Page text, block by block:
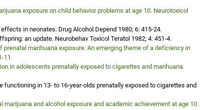
exposure on child behavior problems at age 10. Neurotoxicol
in neonates. Drug Alcohol Depend 1980; 6: 415-24.
an update. Neurobehav Toxicol Teratol 1982; 4: 451-4.
marihuana exposure. An emerging theme of a deficiency in
11.
in adolescents prenatally exposed to cigarettes and marihuana.
in 13- to 16-year-olds prenatally exposed to cigarettes and
marijuana and alcohol exposure and academic achievement at age 10.